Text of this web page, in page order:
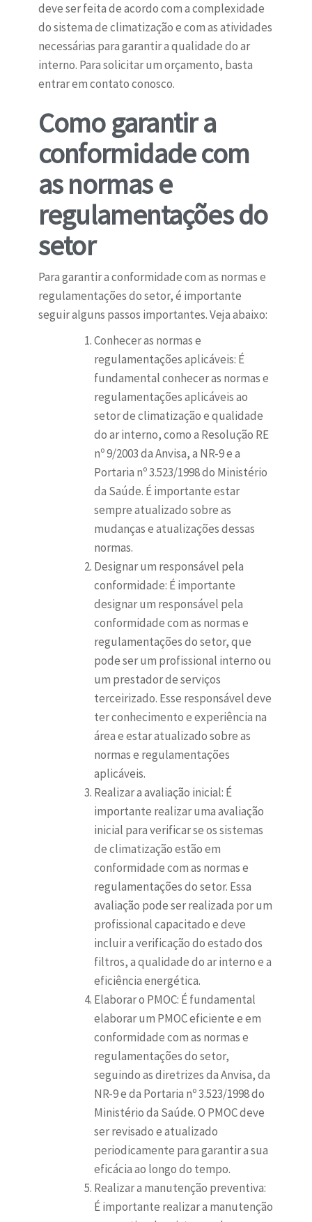
deve ser feita de acordo com a complexidade
do sistema de climatização e com as atividades
necessárias para garantir a qualidade do ar
interno. Para solicitar um orçamento, basta
entrar em contato conosco.
Como garantir a
conformidade com
as normas e
regulamentações do
setor
Para garantir a conformidade com as normas e
regulamentações do setor, é importante
seguir alguns passos importantes. Veja abaixo:
Conhecer as normas e
regulamentações aplicáveis: É
fundamental conhecer as normas e
regulamentações aplicáveis ao
setor de climatização e qualidade
do ar interno, como a Resolução RE
nº 9/2003 da Anvisa, a NR-9 e a
Portaria nº 3.523/1998 do Ministério
da Saúde. É importante estar
sempre atualizado sobre as
mudanças e atualizações dessas
normas.
Designar um responsável pela
conformidade: É importante
designar um responsável pela
conformidade com as normas e
regulamentações do setor, que
pode ser um profissional interno ou
um prestador de serviços
terceirizado. Esse responsável deve
ter conhecimento e experiência na
área e estar atualizado sobre as
normas e regulamentações
aplicáveis.
Realizar a avaliação inicial: É
importante realizar uma avaliação
inicial para verificar se os sistemas
de climatização estão em
conformidade com as normas e
regulamentações do setor. Essa
avaliação pode ser realizada por um
profissional capacitado e deve
incluir a verificação do estado dos
filtros, a qualidade do ar interno e a
eficiência energética.
Elaborar o PMOC: É fundamental
elaborar um PMOC eficiente e em
conformidade com as normas e
regulamentações do setor,
seguindo as diretrizes da Anvisa, da
NR-9 e da Portaria nº 3.523/1998 do
Ministério da Saúde. O PMOC deve
ser revisado e atualizado
periodicamente para garantir a sua
eficácia ao longo do tempo.
Realizar a manutenção preventiva:
É importante realizar a manutenção